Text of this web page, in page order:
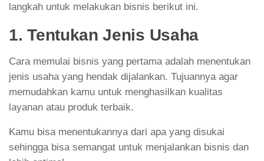
langkah untuk melakukan bisnis berikut ini.
1. Tentukan Jenis Usaha
Cara memulai bisnis yang pertama adalah menentukan
jenis usaha yang hendak dijalankan. Tujuannya agar
memudahkan kamu untuk menghasilkan kualitas
layanan atau produk terbaik.
Kamu bisa menentukannya dari apa yang disukai
sehingga bisa semangat untuk menjalankan bisnis dan